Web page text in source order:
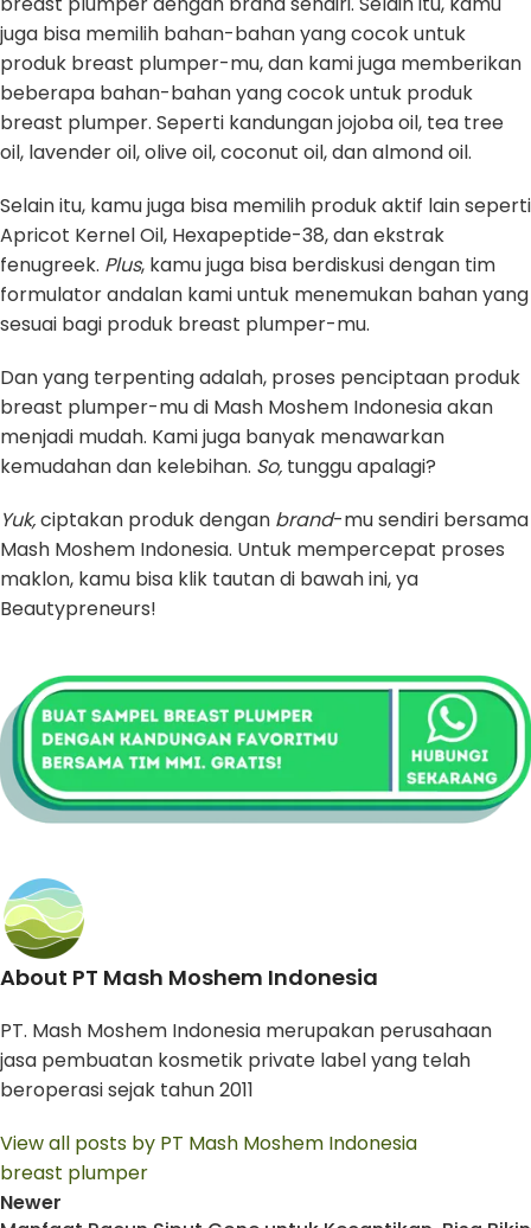
juga bisa memilih bahan-bahan yang cocok untuk
produk breast plumper-mu, dan kami juga memberikan
beberapa bahan-bahan yang cocok untuk produk
breast plumper. Seperti kandungan jojoba oil, tea tree
oil, lavender oil, olive oil, coconut oil, dan almond oil.
Selain itu, kamu juga bisa memilih produk aktif lain seperti
Apricot Kernel Oil, Hexapeptide-38, dan ekstrak
fenugreek. Plus, kamu juga bisa berdiskusi dengan tim
formulator andalan kami untuk menemukan bahan yang
sesuai bagi produk breast plumper-mu.
Dan yang terpenting adalah, proses penciptaan produk
breast plumper-mu di Mash Moshem Indonesia akan
menjadi mudah. Kami juga banyak menawarkan
kemudahan dan kelebihan. So, tunggu apalagi?
Yuk,ciptakan produk dengan brand-mu sendiri bersama
Mash Moshem Indonesia. Untuk mempercepat proses
maklon, kamu bisa klik tautan di bawah ini, ya
Beautypreneurs!
About PT Mash Moshem Indonesia
PT. Mash Moshem Indonesia merupakan perusahaan
jasa pembuatan kosmetik private label yang telah
beroperasi sejak tahun 2011
View all posts by PT Mash Moshem Indonesia
breast plumper
Newer